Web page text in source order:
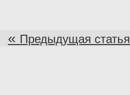
« Предыдущая статья